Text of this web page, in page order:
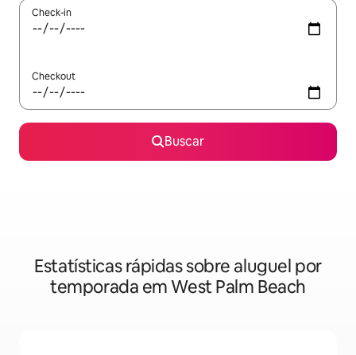
Check-in
Checkout
Buscar
Estatísticas rápidas sobre aluguel por
temporada em West Palm Beach